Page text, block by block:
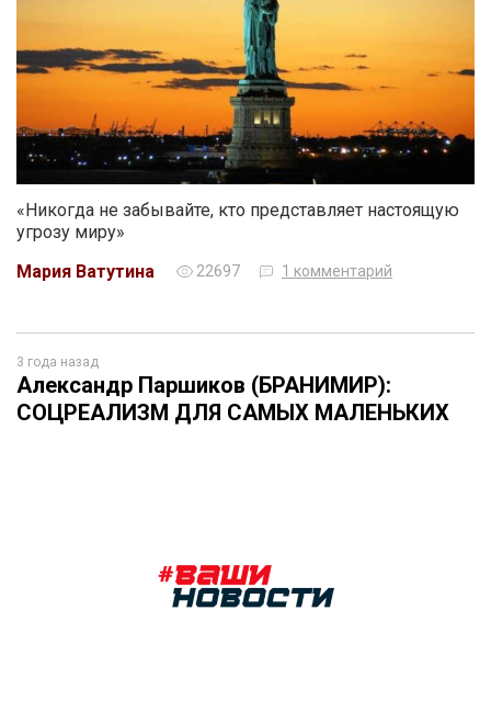
«Никогда не забывайте, кто представляет настоящую
угрозу миру»
Мария Ватутина
22697 1 комментарий
3 года назад
Александр Паршиков (БРАНИМИР):
СОЦРЕАЛИЗМ ДЛЯ САМЫХ МАЛЕНЬКИХ